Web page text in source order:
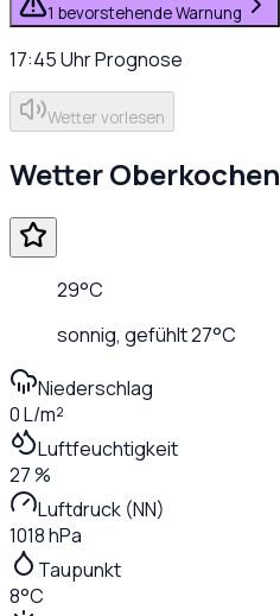
1 bevorstehende Warnung
17:45UhrPrognose
Wetter vorlesen
WetterOberkochen
29°C
sonnig, gefühlt27°C
Niederschlag
0 L/m²
Luftfeuchtigkeit
27 %
Luftdruck (NN)
1018 hPa
Taupunkt
8°C